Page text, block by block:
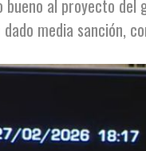
bueno al proyecto
media sanción,